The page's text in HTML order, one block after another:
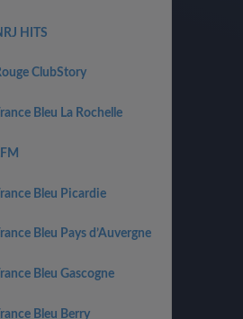
HITS
ClubStory
Bleu La Rochelle
Bleu Picardie
Bleu Pays d’Auvergne
Bleu Gascogne
Bleu Berry